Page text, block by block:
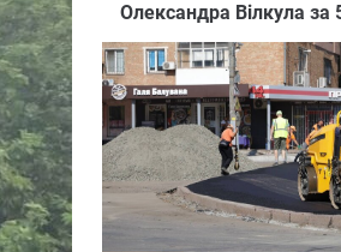
Олександра Вілкула за